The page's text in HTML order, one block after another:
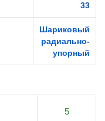
33
Шариковый
радиально-
упорный
5